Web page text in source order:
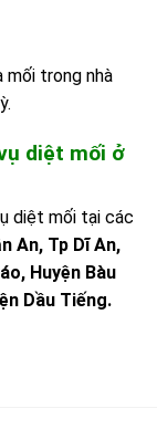
mối trong nhà
diệt mối ở
diệt mối tại các
An, Tp Dĩ An,
Huyện Bàu
Dầu Tiếng.